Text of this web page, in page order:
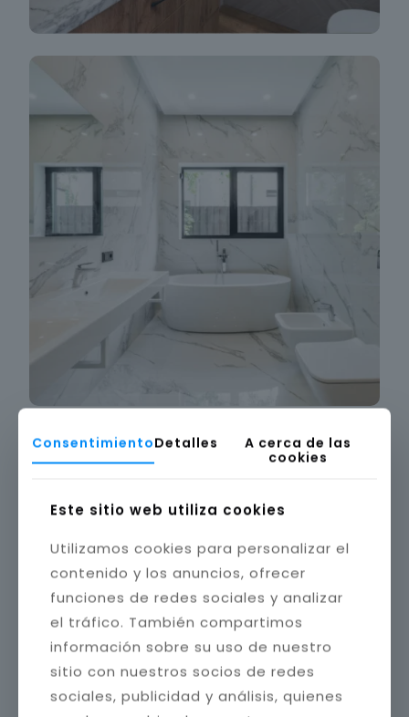
ConsentimientoDetalles
A cerca de las
cookies
Este sitio web utiliza cookies
Utilizamos cookies para personalizar el
contenido y los anuncios, ofrecer
funciones de redes sociales y analizar
el tráfico. También compartimos
información sobre su uso de nuestro
sitio con nuestros socios de redes
sociales, publicidad y análisis, quienes